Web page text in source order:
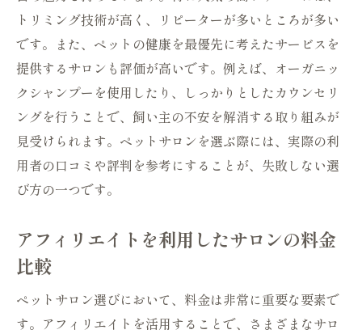
トリミング技術が高く、リピーターが多いところが多い
です。また、ペットの健康を最優先に考えたサービスを
提供するサロンも評価が高いです。例えば、オーガニッ
クシャンプーを使用したり、しっかりとしたカウンセリ
ングを行うことで、飼い主の不安を解消する取り組みが
見受けられます。ペットサロンを選ぶ際には、実際の利
用者の口コミや評判を参考にすることが、失敗しない選
び方の一つです。
アフィリエイトを利用したサロンの料金
比較
ペットサロン選びにおいて、料金は非常に重要な要素で
す。アフィリエイトを活用することで、さまざまなサロ